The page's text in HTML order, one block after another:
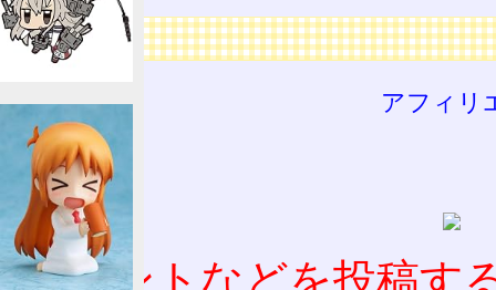
広告
アフィリ
コメントなどを投稿す